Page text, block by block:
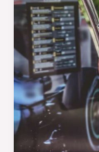
unverzichtbar
ist